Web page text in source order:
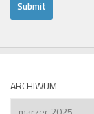
ARCHIWUM
Archiwum